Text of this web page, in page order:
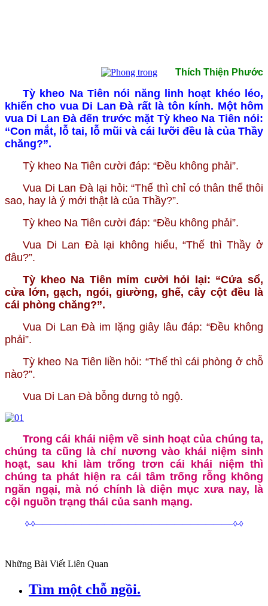
Thích Thiện Phước
Tỳ kheo Na Tiên nói năng linh hoạt khéo léo,
khiến cho vua Di Lan Đà rất là tôn kính. Một hôm
vua Di Lan Đà đến trước mặt Tỳ kheo Na Tiên nói:
“Con mắt, lỗ tai, lỗ mũi và cái lưỡi đều là của Thầy
chăng?”.
Tỳ kheo Na Tiên cười đáp: “Đều không phải”.
Vua Di Lan Đà lại hỏi: “Thế thì chỉ có thân thể thôi
sao, hay là ý mới thật là của Thầy?”.
Tỳ kheo Na Tiên cười đáp: “Đều không phải”.
Vua Di Lan Đà lại không hiểu, “Thế thì Thầy ở
đâu?”.
Tỳ kheo Na Tiên mỉm cười hỏi lại: “Cửa sổ,
cửa lớn, gạch, ngói, giường, ghế, cây cột đều là
cái phòng chăng?”.
Vua Di Lan Đà im lặng giây lâu đáp: “Đều không
phải”.
Tỳ kheo Na Tiên liền hỏi: “Thế thì cái phòng ở chỗ
nào?”.
Vua Di Lan Đà bỗng dưng tỏ ngộ.
Trong cái khái niệm về sinh hoạt của chúng ta,
chúng ta cũng là chỉ nương vào khái niệm sinh
hoạt, sau khi làm trống trơn cái khái niệm thì
chúng ta phát hiện ra cái tâm trống rỗng không
ngăn ngại, mà nó chính là diện mục xưa nay, là
cội nguồn trạng thái của sanh mạng.
◊-◊—————————————————————————–◊-◊
Những Bài Viết Liên Quan
Tìm một chỗ ngồi.